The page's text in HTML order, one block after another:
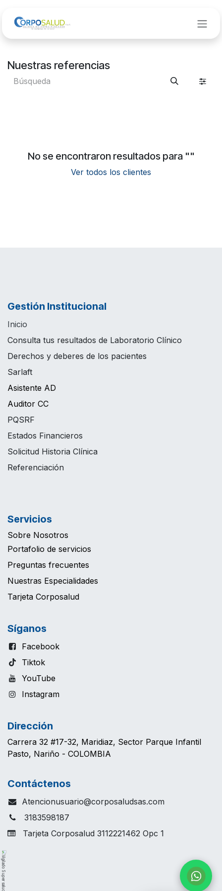
Nuestras referencias
No se encontraron resultados para ""
Ver todos los clientes
Gestión Institucional
Inicio
Consulta tus resultados de Laboratorio Clínico
Derechos y deberes de los pacientes
Sarlaft
Asistente AD
Auditor CC
PQSRF
Estados Financieros
Solicitud Historia Clínica
Referenciación
Servicios
Sobre Nosotros
Portafolio de servicios
Preguntas frecuentes
Nuestras Especialidades
Tarjeta Corposalud
Síganos
Facebook
Tiktok
YouTube
Instagram
Dirección
Carrera 32 #17-32, Maridiaz, Sector Parque Infantil
Pasto, Nariño - COLOMBIA
Contáctenos
Atencionusuario@corposaludsas.com
3183598187
Tarjeta Corposalud 3112221462 Opc 1